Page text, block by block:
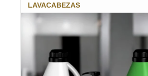
LAVACABEZAS